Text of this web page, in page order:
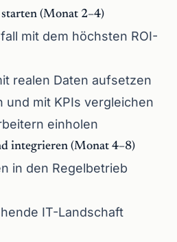
(Monat 2–4)
mit dem höchsten ROI-
realen Daten aufsetzen
und mit KPIs vergleichen
einholen
integrieren (Monat 4–8)
in den Regelbetrieb
IT-Landschaft